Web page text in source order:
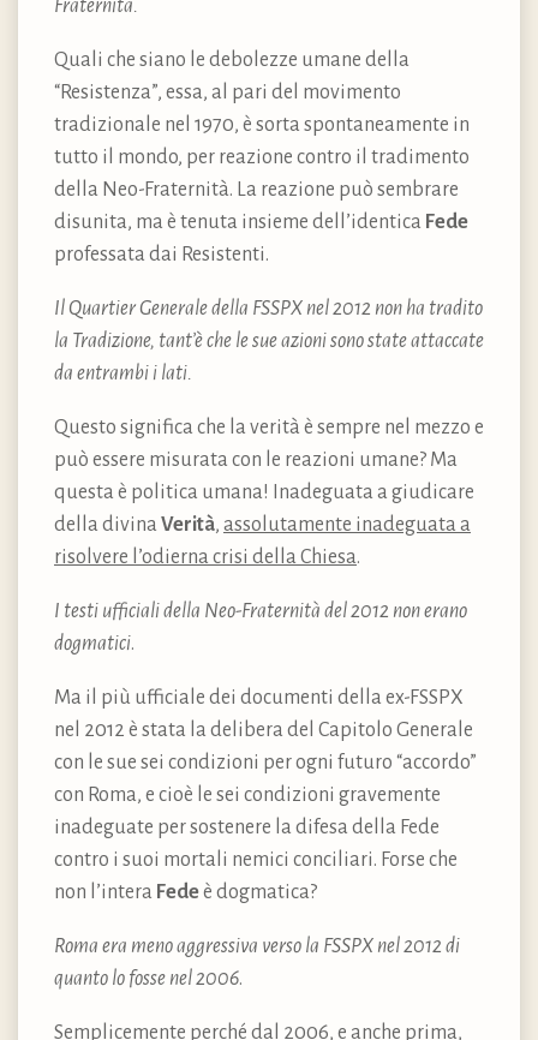
Fraternità.
Quali che siano le debolezze umane della
“Resistenza”, essa, al pari del movimento
tradizionale nel 1970, è sorta spontaneamente in
tutto il mondo, per reazione contro il tradimento
della Neo-Fraternità. La reazione può sembrare
disunita, ma è tenuta insieme dell’identica Fede
professata dai Resistenti.
Il Quartier Generale della FSSPX nel 2012 non ha tradito
la Tradizione, tant’è che le sue azioni sono state attaccate
da entrambi i lati.
Questo significa che la verità è sempre nel mezzo e
può essere misurata con le reazioni umane? Ma
questa è politica umana! Inadeguata a giudicare
della divina Verità, assolutamente inadeguata a
risolvere l’odierna crisi della Chiesa.
I testi ufficiali della Neo-Fraternità del 2012 non erano
dogmatici.
Ma il più ufficiale dei documenti della ex-FSSPX
nel 2012 è stata la delibera del Capitolo Generale
con le sue sei condizioni per ogni futuro “accordo”
con Roma, e cioè le sei condizioni gravemente
inadeguate per sostenere la difesa della Fede
contro i suoi mortali nemici conciliari. Forse che
non l’intera Fedeè dogmatica?
Roma era meno aggressiva verso la FSSPX nel 2012 di
quanto lo fosse nel 2006.
Semplicemente perché dal 2006, e anche prima,